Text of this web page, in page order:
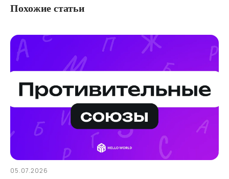
Похожие статьи
05.07.2026